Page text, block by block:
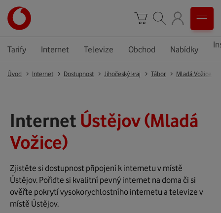
Tarify Internet Televize Obchod Nabídky
Úvod Internet Dostupnost Jihočeský kraj Tábor Mladá Vožice
Internet Ústějov (Mladá
Vožice)
Zjistěte si dostupnost připojení k internetu v místě
Ústějov. Pořiďte si kvalitní pevný internet na doma či si
ověřte pokrytí vysokorychlostního internetu a televize v
místě Ústějov.